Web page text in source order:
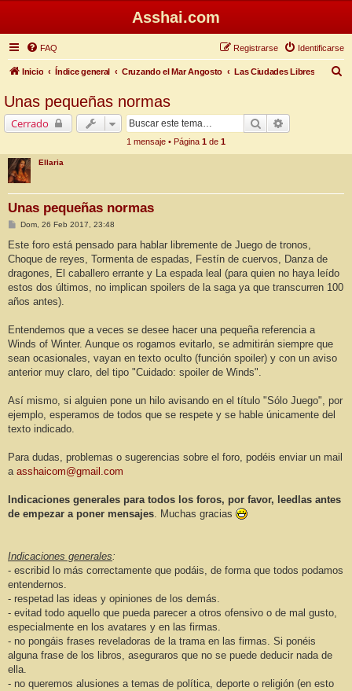
Asshai.com
FAQ Identificarse
Registrarse
Inicio Índice general Cruzando el Mar Angosto Las Ciudades Libres
Unas pequeñas normas
Cerrado Buscar
1 mensaje • Página 1 de 1
Ellaria
Unas pequeñas normas
M
n
a
j
Dom, 26 Feb 2017, 23:48
Este foro está pensado para hablar libremente de Juego de tronos,
Choque de reyes, Tormenta de espadas, Festín de cuervos, Danza de
dragones, El caballero errante y La espada leal (para quien no haya leído
estos dos últimos, no implican spoilers de la saga ya que transcurren 100
años antes).
Entendemos que a veces se desee hacer una pequeña referencia a
Winds of Winter. Aunque os rogamos evitarlo, se admitirán siempre que
sean ocasionales, vayan en texto oculto (función spoiler) y con un aviso
anterior muy claro, del tipo "Cuidado: spoiler de Winds".
Así mismo, si alguien pone un hilo avisando en el título "Sólo Juego", por
ejemplo, esperamos de todos que se respete y se hable únicamente del
texto indicado.
Para dudas, problemas o sugerencias sobre el foro, podéis enviar un mail
a asshaicom@gmail.com
Indicaciones generales para todos los foros, por favor, leedlas antes
de empezar a poner mensajes. Muchas gracias
Indicaciones generales:
- escribid lo más correctamente que podáis, de forma que todos podamos
entendernos.
- respetad las ideas y opiniones de los demás.
- evitad todo aquello que pueda parecer a otros ofensivo o de mal gusto,
especialmente en los avatares y en las firmas.
- no pongáis frases reveladoras de la trama en las firmas. Si ponéis
alguna frase de los libros, aseguraros que no se puede deducir nada de
ella.
- no queremos alusiones a temas de política, deporte o religión (en esto